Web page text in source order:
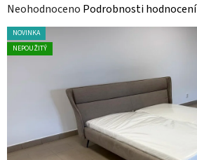
Průměrné
hodnocení
produktu
hvězdiček.
Neohodnoceno Podrobnosti hodnocení
NOVINKA
NEPOUŽITÝ